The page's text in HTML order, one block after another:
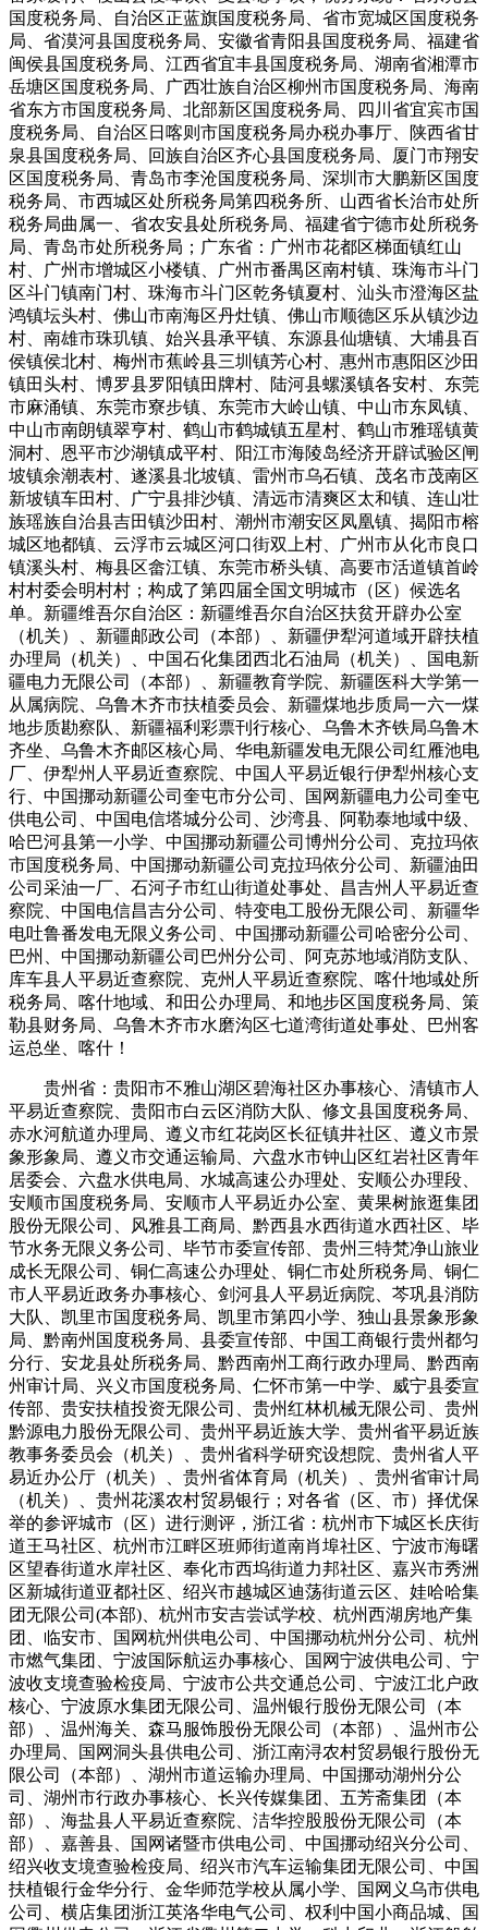
国度税务局、自治区正蓝旗国度税务局、省市宽城区国度税务
局、省漠河县国度税务局、安徽省青阳县国度税务局、福建省
闽侯县国度税务局、江西省宜丰县国度税务局、湖南省湘潭市
岳塘区国度税务局、广西壮族自治区柳州市国度税务局、海南
省东方市国度税务局、北部新区国度税务局、四川省宜宾市国
度税务局、自治区日喀则市国度税务局办税办事厅、陕西省甘
泉县国度税务局、回族自治区齐心县国度税务局、厦门市翔安
区国度税务局、青岛市李沧国度税务局、深圳市大鹏新区国度
税务局、市西城区处所税务局第四税务所、山西省长治市处所
税务局曲属一、省农安县处所税务局、福建省宁德市处所税务
局、青岛市处所税务局；广东省：广州市花都区梯面镇红山
村、广州市增城区小楼镇、广州市番禺区南村镇、珠海市斗门
区斗门镇南门村、珠海市斗门区乾务镇夏村、汕头市澄海区盐
鸿镇坛头村、佛山市南海区丹灶镇、佛山市顺德区乐从镇沙边
村、南雄市珠玑镇、始兴县承平镇、东源县仙塘镇、大埔县百
侯镇侯北村、梅州市蕉岭县三圳镇芳心村、惠州市惠阳区沙田
镇田头村、博罗县罗阳镇田牌村、陆河县螺溪镇各安村、东莞
市麻涌镇、东莞市寮步镇、东莞市大岭山镇、中山市东凤镇、
中山市南朗镇翠亨村、鹤山市鹤城镇五星村、鹤山市雅瑶镇黄
洞村、恩平市沙湖镇成平村、阳江市海陵岛经济开辟试验区闸
坡镇余潮表村、遂溪县北坡镇、雷州市乌石镇、茂名市茂南区
新坡镇车田村、广宁县排沙镇、清远市清爽区太和镇、连山壮
族瑶族自治县吉田镇沙田村、潮州市潮安区凤凰镇、揭阳市榕
城区地都镇、云浮市云城区河口街双上村、广州市从化市良口
镇溪头村、梅县区畲江镇、东莞市桥头镇、高要市活道镇首岭
村村委会明村村；构成了第四届全国文明城市（区）候选名
单。新疆维吾尔自治区：新疆维吾尔自治区扶贫开辟办公室
（机关）、新疆邮政公司（本部）、新疆伊犁河道域开辟扶植
办理局（机关）、中国石化集团西北石油局（机关）、国电新
疆电力无限公司（本部）、新疆教育学院、新疆医科大学第一
从属病院、乌鲁木齐市扶植委员会、新疆煤地步质局一六一煤
地步质勘察队、新疆福利彩票刊行核心、乌鲁木齐铁局乌鲁木
齐坐、乌鲁木齐邮区核心局、华电新疆发电无限公司红雁池电
厂、伊犁州人平易近查察院、中国人平易近银行伊犁州核心支
行、中国挪动新疆公司奎屯市分公司、国网新疆电力公司奎屯
供电公司、中国电信塔城分公司、沙湾县、阿勒泰地域中级、
哈巴河县第一小学、中国挪动新疆公司博州分公司、克拉玛依
市国度税务局、中国挪动新疆公司克拉玛依分公司、新疆油田
公司采油一厂、石河子市红山街道处事处、昌吉州人平易近查
察院、中国电信昌吉分公司、特变电工股份无限公司、新疆华
电吐鲁番发电无限义务公司、中国挪动新疆公司哈密分公司、
巴州、中国挪动新疆公司巴州分公司、阿克苏地域消防支队、
库车县人平易近查察院、克州人平易近查察院、喀什地域处所
税务局、喀什地域、和田公办理局、和地步区国度税务局、策
勒县财务局、乌鲁木齐市水磨沟区七道湾街道处事处、巴州客
运总坐、喀什！
贵州省：贵阳市不雅山湖区碧海社区办事核心、清镇市人
平易近查察院、贵阳市白云区消防大队、修文县国度税务局、
赤水河航道办理局、遵义市红花岗区长征镇井社区、遵义市景
象形象局、遵义市交通运输局、六盘水市钟山区红岩社区青年
居委会、六盘水供电局、水城高速公办理处、安顺公办理段、
安顺市国度税务局、安顺市人平易近办公室、黄果树旅逛集团
股份无限公司、风雅县工商局、黔西县水西街道水西社区、毕
节水务无限义务公司、毕节市委宣传部、贵州三特梵净山旅业
成长无限公司、铜仁高速公办理处、铜仁市处所税务局、铜仁
市人平易近政务办事核心、剑河县人平易近病院、芩巩县消防
大队、凯里市国度税务局、凯里市第四小学、独山县景象形象
局、黔南州国度税务局、县委宣传部、中国工商银行贵州都匀
分行、安龙县处所税务局、黔西南州工商行政办理局、黔西南
州审计局、兴义市国度税务局、仁怀市第一中学、威宁县委宣
传部、贵安扶植投资无限公司、贵州红林机械无限公司、贵州
黔源电力股份无限公司、贵州平易近族大学、贵州省平易近族
教事务委员会（机关）、贵州省科学研究设想院、贵州省人平
易近办公厅（机关）、贵州省体育局（机关）、贵州省审计局
（机关）、贵州花溪农村贸易银行；对各省（区、市）择优保
举的参评城市（区）进行测评，浙江省：杭州市下城区长庆街
道王马社区、杭州市江畔区班师街道南肖埠社区、宁波市海曙
区望春街道水岸社区、奉化市西坞街道力邦社区、嘉兴市秀洲
区新城街道亚都社区、绍兴市越城区迪荡街道云区、娃哈哈集
团无限公司(本部)、杭州市安吉尝试学校、杭州西湖房地产集
团、临安市、国网杭州供电公司、中国挪动杭州分公司、杭州
市燃气集团、宁波国际航运办事核心、国网宁波供电公司、宁
波收支境查验检疫局、宁波市公共交通总公司、宁波江北户政
核心、宁波原水集团无限公司、温州银行股份无限公司（本
部）、温州海关、森马服饰股份无限公司（本部）、温州市公
办理局、国网洞头县供电公司、浙江南浔农村贸易银行股份无
限公司（本部）、湖州市道运输办理局、中国挪动湖州分公
司、湖州市行政办事核心、长兴传媒集团、五芳斋集团（本
部）、海盐县人平易近查察院、洁华控股股份无限公司（本
部）、嘉善县、国网诸暨市供电公司、中国挪动绍兴分公司、
绍兴收支境查验检疫局、绍兴市汽车运输集团无限公司、中国
扶植银行金华分行、金华师范学校从属小学、国网义乌市供电
公司、横店集团浙江英洛华电气公司、权利中国小商品城、国